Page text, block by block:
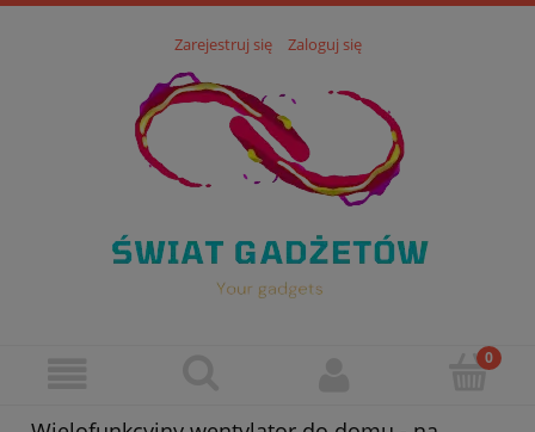
Zarejestruj się Zaloguj się